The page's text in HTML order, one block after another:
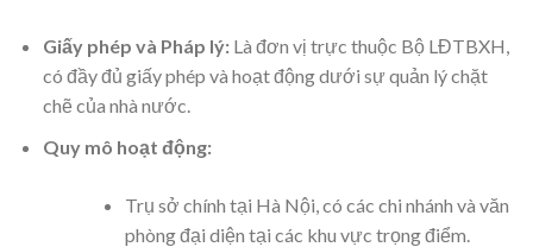
Giấy phép và Pháp lý:Là đơn vị trực thuộc Bộ LĐTBXH,
có đầy đủ giấy phép và hoạt động dưới sự quản lý chặt
chẽ của nhà nước.
Quy mô hoạt động:
Trụ sở chính tại Hà Nội, có các chi nhánh và văn
phòng đại diện tại các khu vực trọng điểm.